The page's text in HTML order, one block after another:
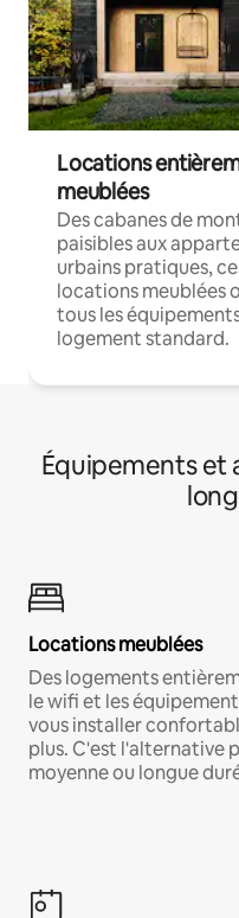
Locations
meublées
Des cabanes de
paisibles aux
urbains pratiques,
locations meublées
tous les
logement standard.
Équipements et
Locations meublées
Des logements
le wifi et les
vous installer
plus. C'est l'alternative
moyenne ou longue